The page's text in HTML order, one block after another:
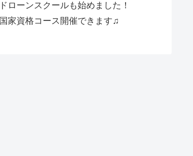
ドローンスクールも始めました！
国家資格コース開催できます♫